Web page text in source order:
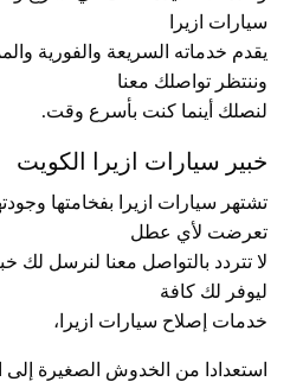
سيارات ازيرا
يقدم خدماته السريعة والفورية
وننتظر تواصلك معنا
لنصلك أينما كنت بأسرع وقت.
خبير سيارات ازيرا الكويت
تشتهر سيارات ازيرا بفخامتها
تعرضت لأي عطل
لا تتردد بالتواصل معنا لنرسل لك
ليوفر لك كافة
خدمات إصلاح سيارات ازيرا،
استعدادا من الخدوش الصغيرة إلى